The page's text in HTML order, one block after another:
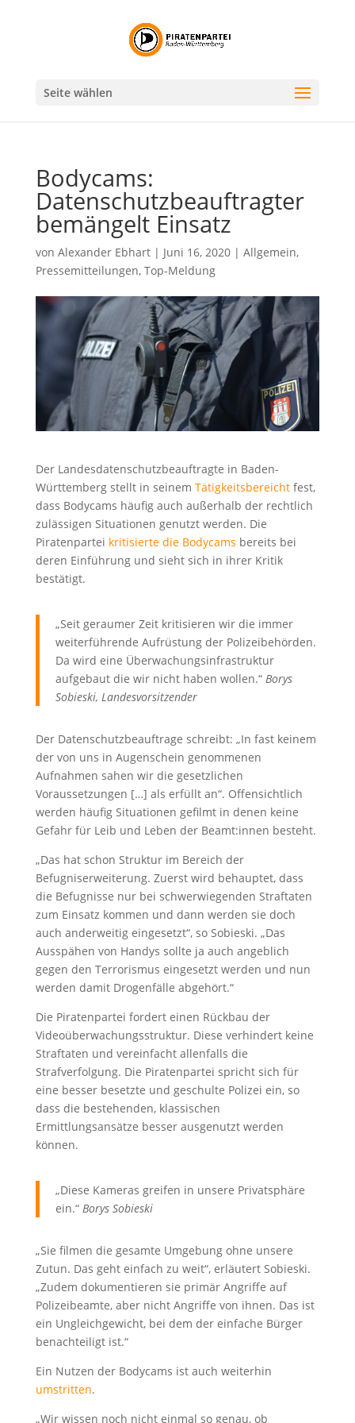
Seite wählen
Bodycams:
Datenschutzbeauftragter
bemängelt Einsatz
von Alexander Ebhart| Juni 16, 2020| Allgemein,
Pressemitteilungen, Top-Meldung
Der Landesdatenschutzbeauftragte in Baden-
Württemberg stellt in seinem Tätigkeitsbereichtfest,
dass Bodycams häufig auch außerhalb der rechtlich
zulässigen Situationen genutzt werden. Die
Piratenpartei kritisierte die Bodycams bereits bei
deren Einführung und sieht sich in ihrer Kritik
bestätigt.
„Seit geraumer Zeit kritisieren wir die immer
weiterführende Aufrüstung der Polizeibehörden.
Da wird eine Überwachungsinfrastruktur
aufgebaut die wir nicht haben wollen.“ Borys
Sobieski, Landesvorsitzender
Der Datenschutzbeauftrage schreibt: „In fast keinem
der von uns in Augenschein genommenen
Aufnahmen sahen wir die gesetzlichen
Voraussetzungen […] als erfüllt an“. Offensichtlich
werden häufig Situationen gefilmt in denen keine
Gefahr für Leib und Leben der Beamt:innen besteht.
„Das hat schon Struktur im Bereich der
Befugniserweiterung. Zuerst wird behauptet, dass
die Befugnisse nur bei schwerwiegenden Straftaten
zum Einsatz kommen und dann werden sie doch
auch anderweitig eingesetzt“, so Sobieski. „Das
Ausspähen von Handys sollte ja auch angeblich
gegen den Terrorismus eingesetzt werden und nun
werden damit Drogenfälle abgehört.“
Die Piratenpartei fordert einen Rückbau der
Videoüberwachungsstruktur. Diese verhindert keine
Straftaten und vereinfacht allenfalls die
Strafverfolgung. Die Piratenpartei spricht sich für
eine besser besetzte und geschulte Polizei ein, so
dass die bestehenden, klassischen
Ermittlungsansätze besser ausgenutzt werden
können.
„Diese Kameras greifen in unsere Privatsphäre
ein.“ Borys Sobieski
„Sie filmen die gesamte Umgebung ohne unsere
Zutun. Das geht einfach zu weit“, erläutert Sobieski.
„Zudem dokumentieren sie primär Angriffe auf
Polizeibeamte, aber nicht Angriffe von ihnen. Das ist
ein Ungleichgewicht, bei dem der einfache Bürger
benachteiligt ist.“
Ein Nutzen der Bodycams ist auch weiterhin
umstritten.
„Wir wissen noch nicht einmal so genau, ob